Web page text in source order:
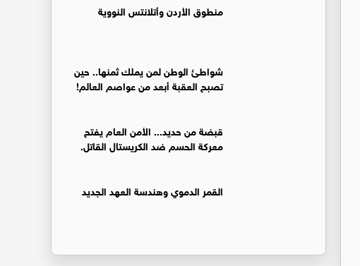
منطوق الأردن وأتلانتس النووية
شواطئ الوطن لمن يملك ثمنها.. حين
تصبح العقبة أبعد من عواصم العالم!
قبضة من حديد... الأمن العام يفتح
معركة الحسم ضد الكريستال القاتل.
القمر الدموي وهندسة العهد الجديد